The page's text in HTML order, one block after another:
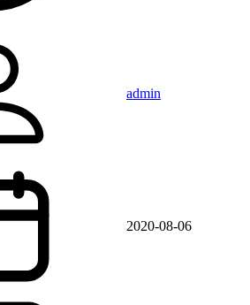
admin
2020-08-06